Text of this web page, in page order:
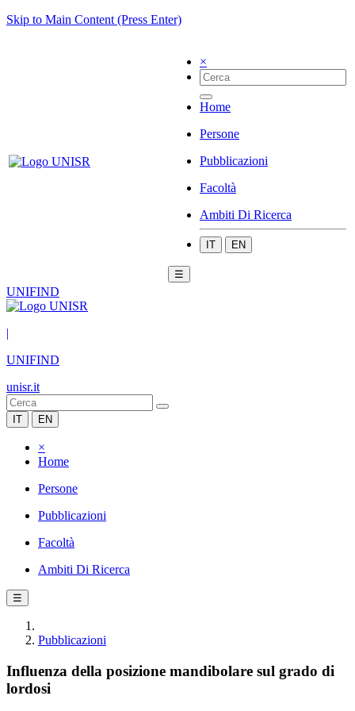
Skip to Main Content (Press Enter)
×
Home
Persone
Pubblicazioni
Facoltà
Ambiti Di Ricerca
IT EN
☰
UNIFIND
|
UNIFIND
unisr.it
IT EN
×
Home
Persone
Pubblicazioni
Facoltà
Ambiti Di Ricerca
☰
Pubblicazioni
Influenza della posizione mandibolare sul grado di
lordosi